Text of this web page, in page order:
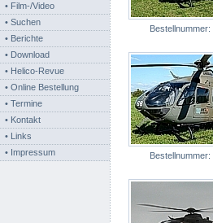
• Film-/Video
• Suchen
• Berichte
• Download
• Helico-Revue
• Online Bestellung
• Termine
• Kontakt
• Links
• Impressum
Bestellnummer:
Bestellnummer: